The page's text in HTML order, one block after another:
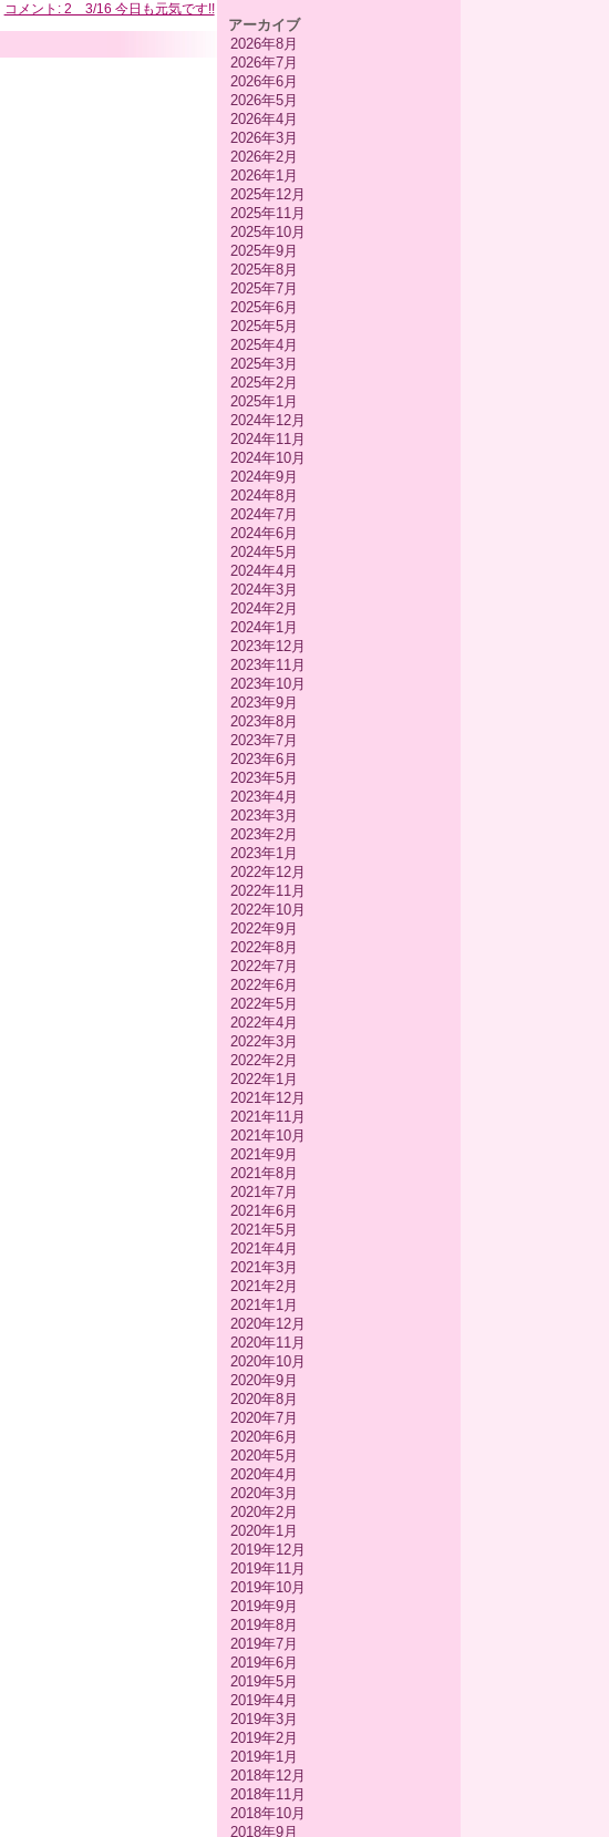
アーカイブ
2026年8月
2026年7月
2026年6月
2026年5月
2026年4月
2026年3月
2026年2月
2026年1月
2025年12月
2025年11月
2025年10月
2025年9月
2025年8月
2025年7月
2025年6月
2025年5月
2025年4月
2025年3月
2025年2月
2025年1月
2024年12月
2024年11月
2024年10月
2024年9月
2024年8月
2024年7月
2024年6月
2024年5月
2024年4月
2024年3月
2024年2月
2024年1月
2023年12月
2023年11月
2023年10月
2023年9月
2023年8月
2023年7月
2023年6月
2023年5月
2023年4月
2023年3月
2023年2月
2023年1月
2022年12月
2022年11月
2022年10月
2022年9月
2022年8月
2022年7月
2022年6月
2022年5月
2022年4月
2022年3月
2022年2月
2022年1月
2021年12月
2021年11月
2021年10月
2021年9月
2021年8月
2021年7月
2021年6月
2021年5月
2021年4月
2021年3月
2021年2月
2021年1月
2020年12月
2020年11月
2020年10月
2020年9月
2020年8月
2020年7月
2020年6月
2020年5月
2020年4月
2020年3月
2020年2月
2020年1月
2019年12月
2019年11月
2019年10月
2019年9月
2019年8月
2019年7月
2019年6月
2019年5月
2019年4月
2019年3月
2019年2月
2019年1月
2018年12月
2018年11月
2018年10月
2018年9月
コメント: 2 3/16 今日も元気です!!